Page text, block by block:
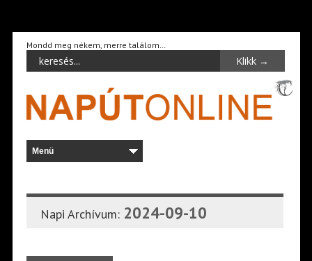
Mondd meg nékem, merre találom…
Napi Archívum: 2024-09-10